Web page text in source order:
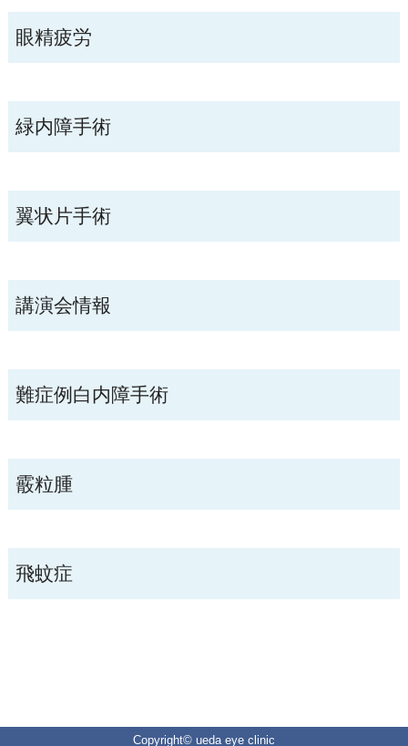
眼精疲労
緑内障手術
翼状片手術
講演会情報
難症例白内障手術
霰粒腫
飛蚊症
Copyright© ueda eye clinic